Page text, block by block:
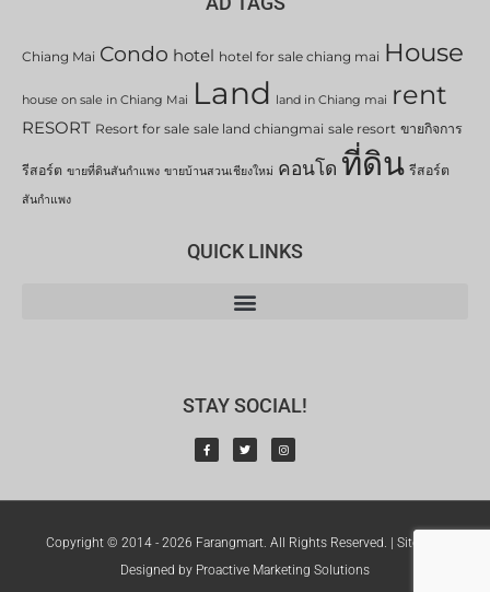
Chiang Mai Condo hotel hotel for sale chiang mai House
house on sale in Chiang Mai Land land in Chiang mai rent
RESORT Resort for sale sale land chiangmai sale resort ขายกิจการ
รีสอร์ต ขายที่ดินสันกำแพง ขายบ้านสวนเชียงใหม่ คอนโด ที่ดิน รีสอร์ต
สันกำแพง
QUICK LINKS
STAY SOCIAL!
Copyright © 2014 - 2026 Farangmart. All Rights Reserved. | Sitemap
Designed by Proactive Marketing Solutions